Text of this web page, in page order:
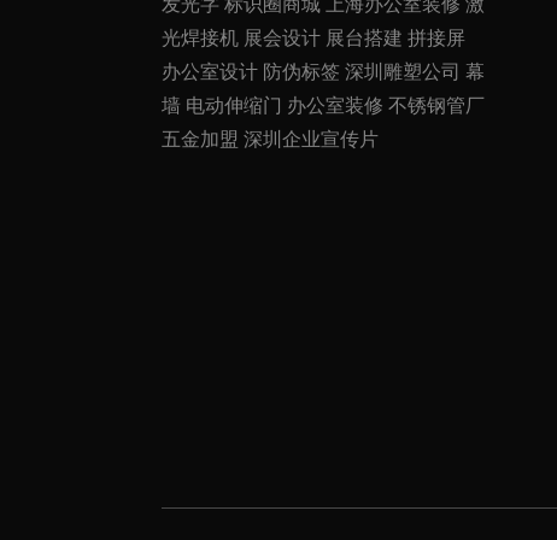
光焊接机 展会设计 展台搭建 拼接屏
办公室设计 防伪标签 深圳雕塑公司 幕
墙 电动伸缩门 办公室装修 不锈钢管厂
五金加盟 深圳企业宣传片